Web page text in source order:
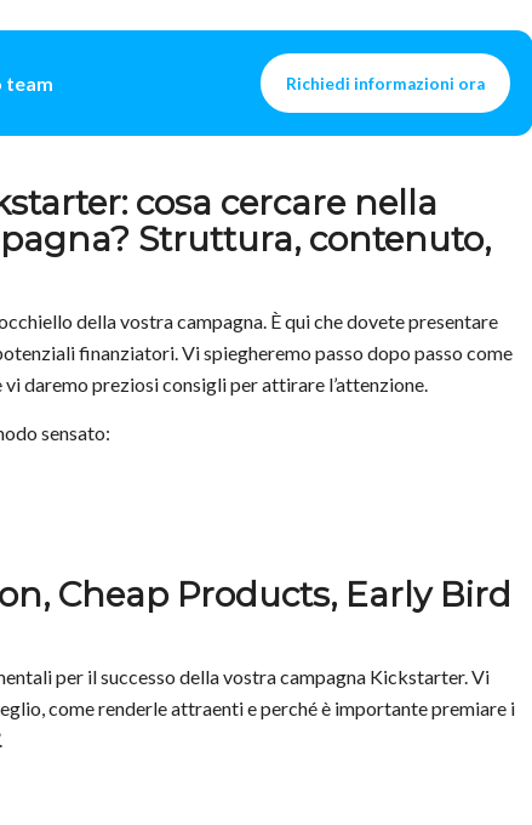
team Richiedi informazioni ora
cosa cercare nella
Struttura, contenuto,
della vostra campagna. È qui che dovete presentare
finanziatori. Vi spiegheremo passo dopo passo come
daremo preziosi consigli per attirare l’attenzione.
sensato:
Cheap Products, Early Bird
per il successo della vostra campagna Kickstarter. Vi
come renderle attraenti e perché è importante premiare i